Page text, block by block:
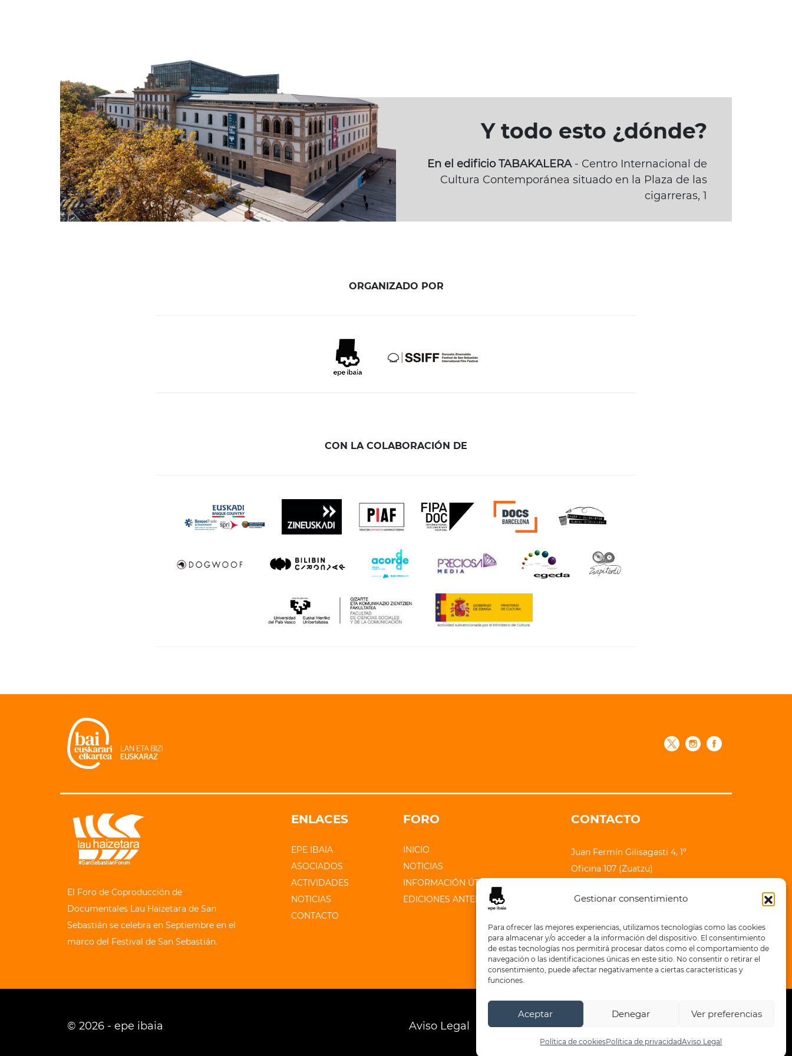
Gestionar consentimiento
Para ofrecer las mejores experiencias, utilizamos tecnologías como las cookies
para almacenar y/o acceder a la información del dispositivo. El consentimiento
de estas tecnologías nos permitirá procesar datos como el comportamiento de
navegación o las identificaciones únicas en este sitio. No consentir o retirar el
consentimiento, puede afectar negativamente a ciertas características y
funciones.
Aceptar Denegar Ver preferencias
Política de cookiesPolítica de privacidadAviso Legal
Y todo esto ¿dónde?
En el edificio TABAKALERA- Centro Internacional de
Cultura Contemporánea situado en la Plaza de las
cigarreras, 1
ORGANIZADO POR
CON LA COLABORACIÓN DE
El Foro de Coproducción de
Documentales Lau Haizetara de San
Sebastián se celebra en Septiembre en el
marco del Festival de San Sebastián.
ENLACES
EPE IBAIA
ASOCIADOS
ACTIVIDADES
NOTICIAS
CONTACTO
FORO
INICIO
NOTICIAS
INFORMACIÓN ÚTIL
EDICIONES ANTERIORES
CONTACTO
Juan Fermín Gilisagasti 4, 1º
Oficina 107 (Zuatzu)
+34 943 32 71 83
© 2026 - epe ibaia Aviso Legal Política de privacidad